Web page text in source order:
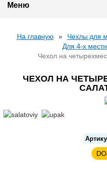
Меню
На главную » Чехлы для
Для 4-х
Чехол на
ЧЕХОЛ НА